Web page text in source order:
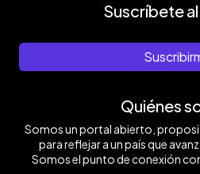
Suscríbete
Quiénes
Somos un portal abierto,
para reflejar a un país que
Somos el punto de conexión